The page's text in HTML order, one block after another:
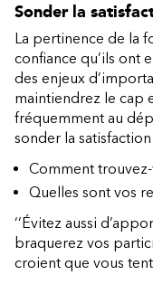
Sonder la
La pertinence de la
confiance qu’ils ont
des enjeux
maintiendrez le cap
fréquemment au
sonder la
Comment
Quelles sont vos
‘‘Évitez aussi
braquerez vos
croient que vous